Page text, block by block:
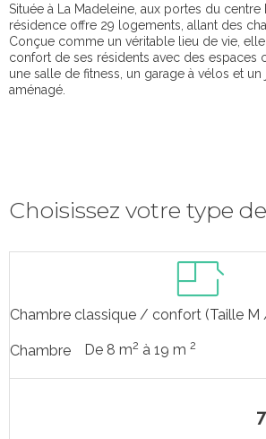
Située à La Madeleine, aux portes du
résidence offre 29 logements, allant des
Conçue comme un véritable lieu de vie, elle
confort de ses résidents avec des espaces
une salle de fitness, un garage à vélos et un
aménagé.
Choisissez votre type
Chambre classique / confort (Taille M
Chambre De 8 m2 à 19 m 2